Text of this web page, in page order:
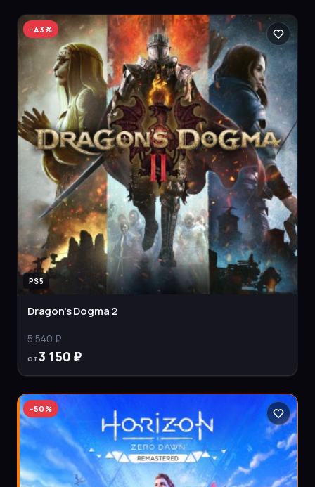
−43 %
PS5
Dragon's Dogma 2
5 540 ₽
от3 150 ₽
−50 %